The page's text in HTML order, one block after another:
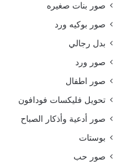
صور بنات صغيره
صور بوكيه ورد
بدل رجالي
صور ورد
صور اطفال
تحويل فليكسات فودافون
صور أدعية وأذكار الصباح
بوستات
صور حب